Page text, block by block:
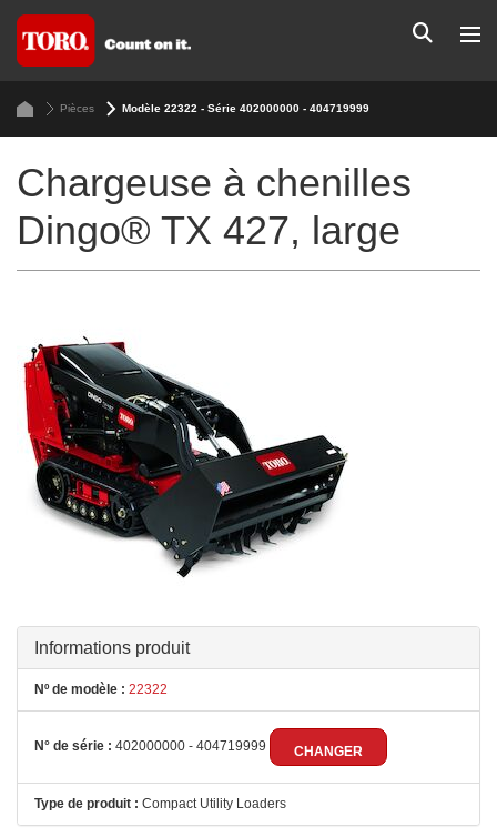
Pièces Modèle 22322 - Série 402000000 - 404719999
Chargeuse à chenilles
Dingo® TX 427, large
Informations produit
Nº de modèle : 22322
N° de série : 402000000 - 404719999 CHANGER
Type de produit : Compact Utility Loaders